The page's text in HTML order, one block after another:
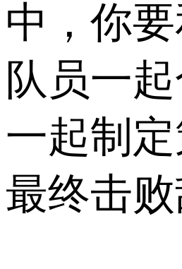
中，你
队员一起
一起制定
最终击败